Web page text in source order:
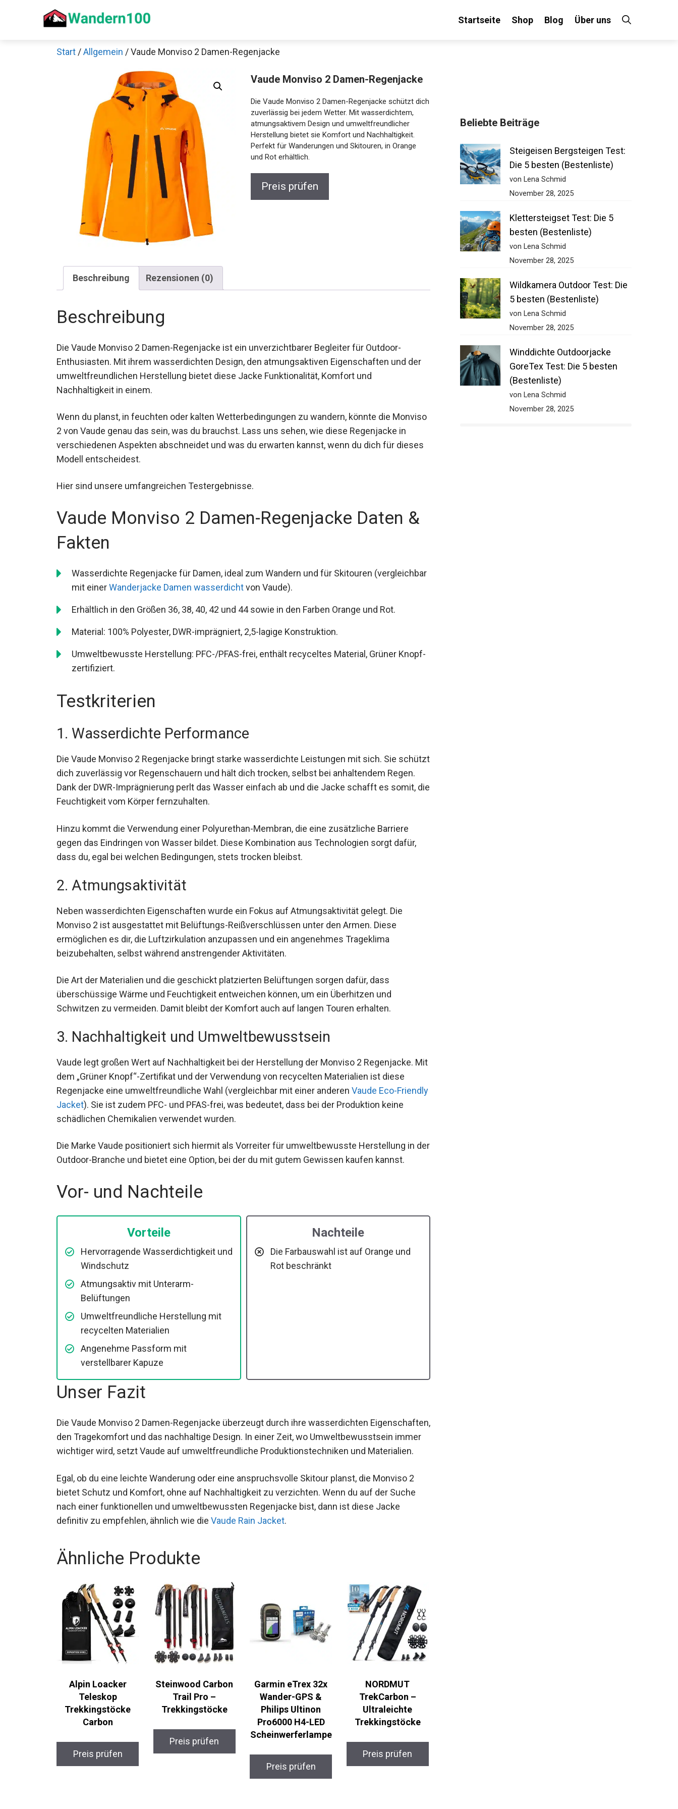
Startseite Shop Blog Über uns
Start /Allgemein / Vaude Monviso 2 Damen-Regenjacke
Vaude Monviso 2 Damen-Regenjacke
Die Vaude Monviso 2 Damen-Regenjacke schützt
dich zuverlässig bei jedem Wetter. Mit
wasserdichtem, atmungsaktivem Design und
umweltfreundlicher Herstellung bietet sie Komfort
und Nachhaltigkeit. Perfekt für Wanderungen und
Skitouren, in Orange und Rot erhältlich.
Preis prüfen
Beschreibung Rezensionen (0)
Beschreibung
Die Vaude Monviso 2 Damen-Regenjacke ist ein unverzichtbarer Begleiter für Outdoor-
Enthusiasten. Mit ihrem wasserdichten Design, den atmungsaktiven Eigenschaften und der
umweltfreundlichen Herstellung bietet diese Jacke Funktionalität, Komfort und
Nachhaltigkeit in einem.
Wenn du planst, in feuchten oder kalten Wetterbedingungen zu wandern, könnte die
Monviso 2 von Vaude genau das sein, was du brauchst. Lass uns sehen, wie diese
Regenjacke in verschiedenen Aspekten abschneidet und was du erwarten kannst, wenn du
dich für dieses Modell entscheidest.
Hier sind unsere umfangreichen Testergebnisse.
Vaude Monviso 2 Damen-Regenjacke Daten &
Fakten
Wasserdichte Regenjacke für Damen, ideal zum Wandern und für Skitouren
(vergleichbar mit einer Wanderjacke Damen wasserdicht
Erhältlich in den Größen 36, 38, 40, 42 und 44 sowie in den Farben Orange und Rot.
Material: 100% Polyester, DWR-imprägniert, 2,5-lagige Konstruktion.
Umweltbewusste Herstellung: PFC-/PFAS-frei, enthält recyceltes Material, Grüner
Knopf-zertifiziert.
Testkriterien
1. Wasserdichte Performance
Die Vaude Monviso 2 Regenjacke bringt starke wasserdichte Leistungen mit sich. Sie
schützt dich zuverlässig vor Regenschauern und hält dich trocken, selbst bei anhaltendem
Regen. Dank der DWR-Imprägnierung perlt das Wasser einfach ab und die Jacke schafft es
somit, die Feuchtigkeit vom Körper fernzuhalten.
Hinzu kommt die Verwendung einer Polyurethan-Membran, die eine zusätzliche Barriere
gegen das Eindringen von Wasser bildet. Diese Kombination aus Technologien sorgt dafür,
dass du, egal bei welchen Bedingungen, stets trocken bleibst.
2. Atmungsaktivität
Neben wasserdichten Eigenschaften wurde ein Fokus auf Atmungsaktivität gelegt. Die
Monviso 2 ist ausgestattet mit Belüftungs-Reißverschlüssen unter den Armen. Diese
ermöglichen es dir, die Luftzirkulation anzupassen und ein angenehmes Trageklima
beizubehalten, selbst während anstrengender Aktivitäten.
Die Art der Materialien und die geschickt platzierten Belüftungen sorgen dafür, dass
überschüssige Wärme und Feuchtigkeit entweichen können, um ein Überhitzen und
Schwitzen zu vermeiden. Damit bleibt der Komfort auch auf langen Touren erhalten.
3. Nachhaltigkeit und Umweltbewusstsein
Vaude legt großen Wert auf Nachhaltigkeit bei der Herstellung der Monviso 2 Regenjacke.
Mit dem „Grüner Knopf“-Zertifikat und der Verwendung von recycelten Materialien ist diese
Regenjacke eine umweltfreundliche Wahl (vergleichbar mit einer anderen Vaude Eco-
Friendly Jacket ). Sie ist zudem PFC- und PFAS-frei, was bedeutet, dass bei der Produktion
keine schädlichen Chemikalien verwendet wurden.
Die Marke Vaude positioniert sich hiermit als Vorreiter für umweltbewusste Herstellung in
der Outdoor-Branche und bietet eine Option, bei der du mit gutem Gewissen kaufen kannst.
Vor- und Nachteile
Vorteile
Hervorragende Wasserdichtigkeit
und Windschutz
Atmungsaktiv mit Unterarm-
Belüftungen
Umweltfreundliche Herstellung mit
recycelten Materialien
Angenehme Passform mit
verstellbarer Kapuze
Nachteile
Die Farbauswahl ist auf Orange und
Rot beschränkt
Unser Fazit
Die Vaude Monviso 2 Damen-Regenjacke überzeugt durch ihre wasserdichten
Eigenschaften, den Tragekomfort und das nachhaltige Design. In einer Zeit, wo
Umweltbewusstsein immer wichtiger wird, setzt Vaude auf umweltfreundliche
Egal, ob du eine leichte Wanderung oder eine anspruchsvolle Skitour planst, die Monviso 2
bietet Schutz und Komfort, ohne auf Nachhaltigkeit zu verzichten. Wenn du auf der Suche
nach einer funktionellen und umweltbewussten Regenjacke bist, dann ist diese Jacke
Ähnliche Produkte
Alpin Loacker
Teleskop
Trekkingstöcke
Preis prüfen
Steinwood Carbon
Trail Pro –
Preis prüfen
Garmin eTrex 32x
Wander-GPS &
Philips Ultinon
Pro6000 H4-LED
e
NORDMUT
TrekCarbon –
Ultraleichte
Preis prüfen
Beliebte Beiträge
Steigeisen Bergsteigen Test:
Die 5 besten (Bestenliste)
von Lena Schmid
November 28, 2025
Klettersteigset Test: Die 5
besten (Bestenliste)
von Lena Schmid
November 28, 2025
Wildkamera Outdoor Test: Die
5 besten (Bestenliste)
von Lena Schmid
November 28, 2025
Winddichte Outdoorjacke
GoreTex Test: Die 5 besten
(Bestenliste)
von Lena Schmid
November 28, 2025
Decathlon Sale
Schaue dir jetzt die meistverkauften Produkte im Sale bei Decathlon an!
Jetzt anschauen